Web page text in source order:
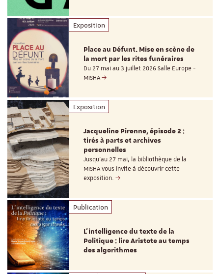
Exposition
Place au Défunt. Mise en scène de
la mort par les rites funéraires
Du 27 mai au 3 juillet 2026 Salle Europe -
MISHA
Exposition
Jacqueline Pirenne, épisode 2 :
tirés à parts et archives
personnelles
Jusqu’au 27 mai, la bibliothèque de la
MISHA vous invite à découvrir cette
exposition.
Publication
L’intelligence du texte de la
Politique : lire Aristote au temps
des algorithmes